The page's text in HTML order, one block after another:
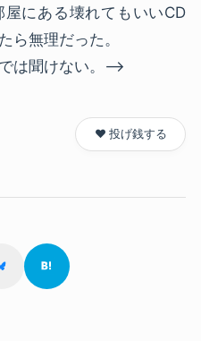
にある壊れてもいいCD
ら無理だった。
は聞けない。-->
❤️ 投げ銭する